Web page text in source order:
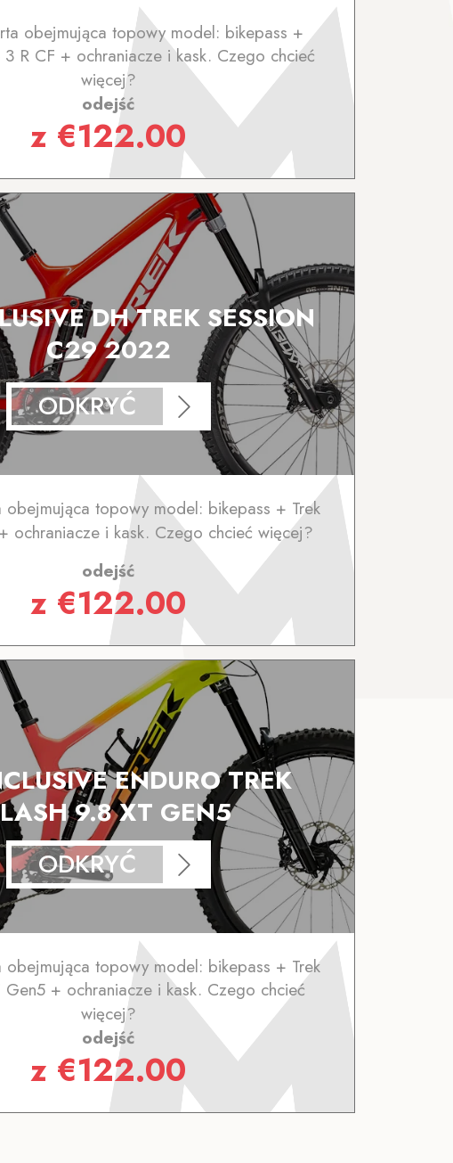
obejmująca topowy model: bikepass +
3 R CF + ochraniacze i kask. Czego chcieć
więcej?
odejść
z €122.00
DH TREK SESSION
C29 2022
ODKRYĆ
topowy model: bikepass + Trek
ochraniacze i kask. Czego chcieć więcej?
odejść
z €122.00
ENDURO TREK
9.8 XT GEN5
ODKRYĆ
topowy model: bikepass + Trek
Gen5 + ochraniacze i kask. Czego chcieć
więcej?
odejść
z €122.00